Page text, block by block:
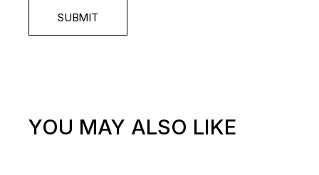
SUBMIT
YOU MAY ALSO LIKE